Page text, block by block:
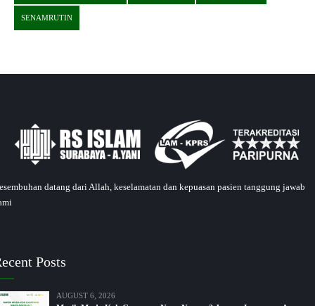
SENAMRUTIN
datang dari Allah, keselamatan dan kepuasan pasien tanggung jawab
Posts
AUGUST 6, 2026